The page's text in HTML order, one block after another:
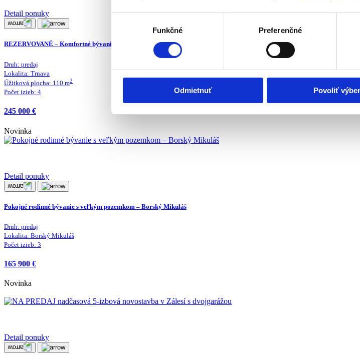
Funkčné Preferenčné
Odmietnuť Povoliť výber
Detail ponuky
REZERVOVANÉ – Komfortné bývanie v 4-izbovom rodinnom dome s čarovným pozemkom v Modranke
Druh: predaj
Lokalita: Trnava
Úžitková plocha: 110 m2
Počet izieb: 4
245 000 €
Novinka
Detail ponuky
Pokojné rodinné bývanie s veľkým pozemkom – Borský Mikuláš
Druh: predaj
Lokalita: Borský Mikuláš
Počet izieb: 3
165 900 €
Novinka
Detail ponuky